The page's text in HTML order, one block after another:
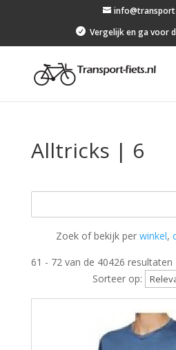
 Vergelijk en ga voor
Alltricks | 6
Zoek of bekijk perwinkel,
61 - 72 van de 40426 resultaten
Sorteer op: